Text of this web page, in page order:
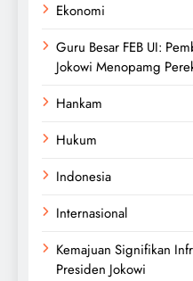
Ekonomi
Guru Besar FEB UI:
Jokowi Menopamg
Hankam
Hukum
Indonesia
Internasional
Kemajuan Signifikan
Presiden Jokowi